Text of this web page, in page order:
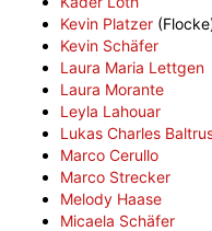
Kevin Platzer
Kevin Schäfer
Laura Maria Lettgen
Laura Morante
Leyla Lahouar
Lukas Charles
Marco Cerullo
Marco Strecker
Melody Haase
Micaela Schäfer